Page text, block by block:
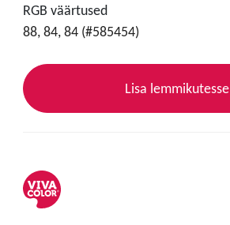
RGB väärtused
88, 84, 84 (#585454)
Lisa lemmikutesse